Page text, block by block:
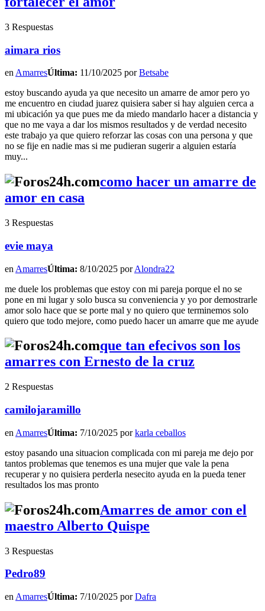
3 Respuestas
aimara rios
en AmarresÚltima: 11/10/2025 porBetsabe
estoy buscando ayuda ya que necesito un amarre de amor pero yo
me encuentro en ciudad juarez quisiera saber si hay alguien cerca a
mi ubicación ya que pues me da miedo mandarlo hacer a distancia y
que no me vaya a dar los mismos resultados y de verdad necesito
este trabajo ya que quiero reforzar las cosas con una persona y que
no se fije en nadie mas si me pudieran sugerir a alguien estaría
muy...
como hacer un amarre de
amor en casa
3 Respuestas
evie maya
en AmarresÚltima: 8/10/2025 porAlondra22
me duele los problemas que estoy con mi pareja porque el no se
pone en mi lugar y solo busca su conveniencia y yo por demostrarle
amor solo hace que se porte mal y no quiero que terminemos solo
quiero que todo mejore, como puedo hacer un amarre que me ayude
que tan efecivos son los
amarres con Ernesto de la cruz
2 Respuestas
camilojaramillo
en AmarresÚltima: 7/10/2025 porkarla ceballos
estoy pasando una situacion complicada con mi pareja me dejo por
tantos problemas que tenemos es una mujer que vale la pena
recuperar y no quisiera perderla nesecito ayuda en la pueda tener
resultados los mas pronto
Amarres de amor con el
maestro Alberto Quispe
3 Respuestas
Pedro89
en AmarresÚltima: 7/10/2025 porDafra